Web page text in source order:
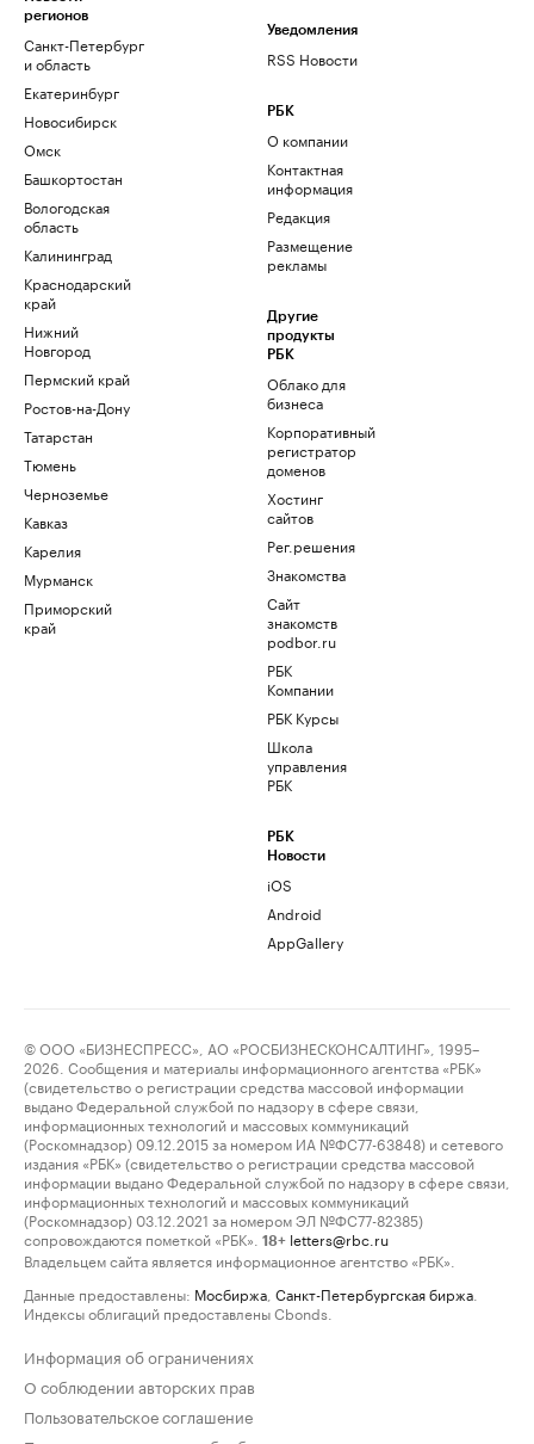
регионов
Санкт-Петербург
и область
Екатеринбург
Новосибирск
Омск
Башкортостан
Вологодская
область
Калининград
Краснодарский
край
Нижний
Новгород
Пермский край
Ростов-на-Дону
Татарстан
Тюмень
Черноземье
Кавказ
Карелия
Мурманск
Приморский
край
Уведомления
RSS Новости
РБК
О компании
Контактная
информация
Редакция
Размещение
рекламы
Другие
продукты
РБК
Облако для
бизнеса
Корпоративный
регистратор
доменов
Хостинг
сайтов
Рег.решения
Знакомства
Сайт
знакомств
podbor.ru
РБК
Компании
РБК Курсы
Школа
управления
РБК
РБК
Новости
iOS
Android
AppGallery
© ООО «БИЗНЕСПРЕСС», АО «РОСБИЗНЕСКОНСАЛТИНГ», 1995–
2026. Сообщения и материалы информационного агентства «РБК»
(свидетельство о регистрации средства массовой информации
выдано Федеральной службой по надзору в сфере связи,
информационных технологий и массовых коммуникаций
(Роскомнадзор) 09.12.2015 за номером ИА №ФС77-63848) и сетевого
издания «РБК» (свидетельство о регистрации средства массовой
информации выдано Федеральной службой по надзору в сфере связи,
информационных технологий и массовых коммуникаций
(Роскомнадзор) 03.12.2021 за номером ЭЛ №ФС77-82385)
сопровождаются пометкой «РБК».
18+ letters@rbc.ru
Владельцем сайта является информационное агентство «РБК».
Данные предоставлены: Мосбиржа Санкт-Петербургская биржа
Индексы облигаций предоставлены Cbonds.
Информация об ограничениях
О соблюдении авторских прав
Пользовательское соглашение